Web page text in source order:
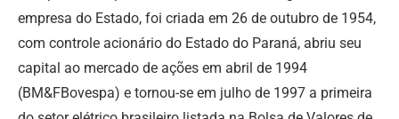
empresa do Estado, foi criada em 26 de outubro de 1954,
com controle acionário do Estado do Paraná, abriu seu
capital ao mercado de ações em abril de 1994
(BM&FBovespa) e tornou-se em julho de 1997 a primeira